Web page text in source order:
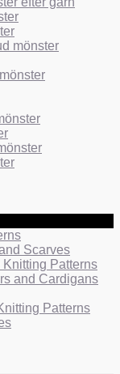
mönster
Scarves
Knitting Patterns
and Cardigans
Patterns